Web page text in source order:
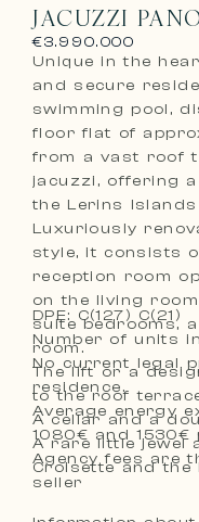
JACUZZI
€3.990.000
Unique in the
and secure
swimming pool,
floor flat of
from a vast roof
jacuzzi, offering
the Lerins
Luxuriously
style, it consists
reception room
on the living
suite bedrooms,
room.
The lift or a
to the roof
A cellar and a
A rare little jewel
Croisette and the
DPE: C(127) C(21)
Number of units
No current legal
residence.
Average energy
1080€ and 1530€
Agency fees are
seller